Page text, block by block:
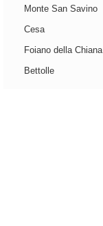
Monte San Savino
Cesa
Foiano della Chiana
Bettolle